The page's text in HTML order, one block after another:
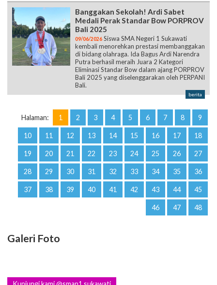
Banggakan Sekolah! Ardi Sabet
Medali Perak Standar Bow PORPROV
Bali 2025
09/06/2026 Siswa SMA Negeri 1 Sukawati
kembali menorehkan prestasi membanggakan
di bidang olahraga. Ida Bagus Ardi Narendra
Putra berhasil meraih Juara 2 Kategori
Eliminasi Standar Bow dalam ajang PORPROV
Bali 2025 yang diselenggarakan oleh PERPANI
Bali.
berita
Halaman: 1 2 3 4 5 6 7 8 9
10 11 12 13 14 15 16 17 18
19 20 21 22 23 24 25 26 27
28 29 30 31 32 33 34 35 36
37 38 39 40 41 42 43 44 45
46 47 48
Galeri Foto